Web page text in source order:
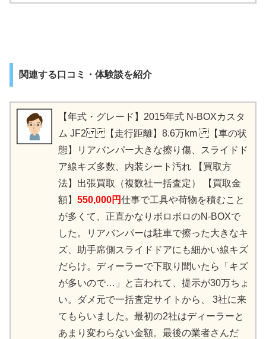
関連する口コミ・体験談を紹介
【年式・グレード】2015年式 N-BOXカスタ
ム JF2 【走行距離】8.6万km 【車の状
態】リアバンパー大きな擦り傷、スライドド
ア線キズ多数、内装シート汚れ 【買取方
法】出張買取（複数社一括査定） 【買取金
額】 550,000円仕事で工具や荷物を積むこと
が多くて、 正直かなりボロボロのN-BOXで
した。 リアバンパーは駐車で擦った大きなキ
ズ、 助手席側スライドドアにも細かい線キズ
だらけ。 ディーラーで下取り聞いたら「キズ
が多いので…」と言われて、 提示が30万ちょ
い。 ダメ元で一括査定サイトから、 3社に来
てもらいました。 最初の2社はディーラーと
あまり変わらない金額。 最後の業者さんだ